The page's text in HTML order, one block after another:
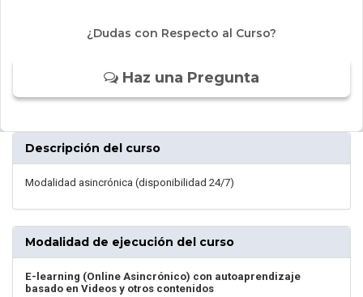
¿Dudas con Respecto al Curso?
Haz una Pregunta
Descripción del curso
Modalidad asincrónica (disponibilidad 24/7)
Modalidad de ejecución del curso
E-learning (Online Asincrónico) con autoaprendizaje
basado en Videos y otros contenidos